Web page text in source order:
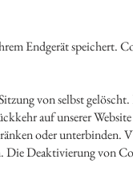
Endgerät speichert.
von selbst
auf unserer
oder unterbinden.
Die Deaktivierung von